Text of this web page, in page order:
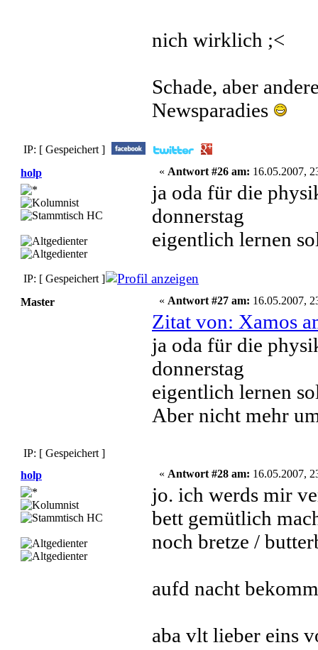
nich wirklich ;<
Schade, aber
Newsparadies
IP: [ Gespeichert ]
holp
« Antwort #26 am: 16.05.2007,
ja oda für die
donnerstag
eigentlich lernen
IP: [ Gespeichert ]
Master
« Antwort #27 am: 16.05.2007,
Zitat von: Xamos
ja oda für die
donnerstag
eigentlich lernen
Aber nicht mehr
IP: [ Gespeichert ]
holp
« Antwort #28 am: 16.05.2007,
jo. ich werds mir
bett gemütlich
noch bretze /
aufd nacht
aba vlt lieber eins